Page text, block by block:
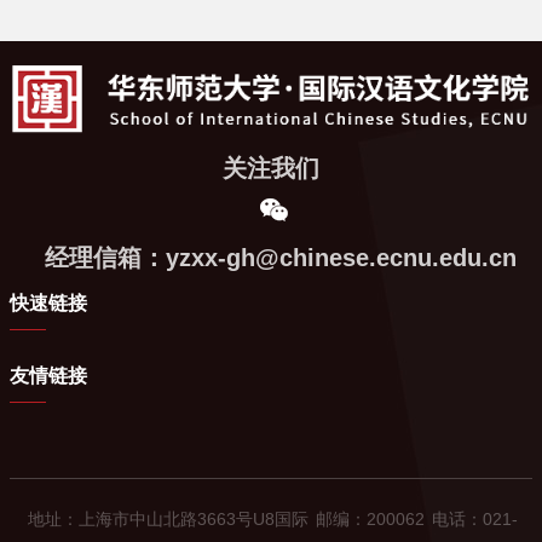
关注我们
经理信箱：yzxx-gh@chinese.ecnu.edu.cn
快速链接
友情链接
地址：上海市中山北路3663号U8国际 邮编：200062 电话：021-